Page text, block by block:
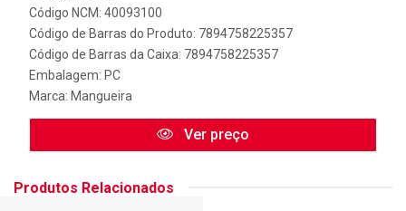
Código NCM: 40093100
Código de Barras do Produto: 7894758225357
Código de Barras da Caixa: 7894758225357
Embalagem: PC
Marca: Mangueira
Ver preço
Produtos Relacionados